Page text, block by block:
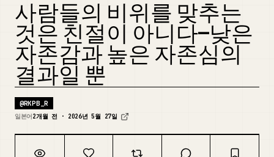
사용 사례
스킬
프롬프트
가격
사람들의 비위를 맞추는
것은 친절이 아니다—낮은
자존감과 높은 자존심의
결과일 뿐
@RKPB_R
일본어2개월 전 · 2026년 5월 27일